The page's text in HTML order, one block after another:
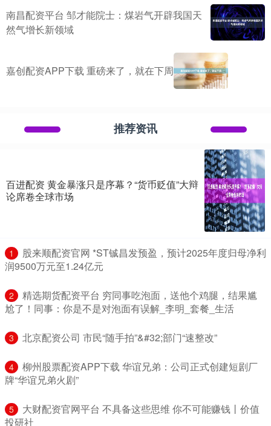
南昌配资平台 邹才能院士：煤岩气开辟我国天
然气增长新领域
嘉创配资APP下载 重磅来了，就在下周
推荐资讯
百进配资 黄金暴涨只是序幕？“货币贬值”大辩
论席卷全球市场
1
​股来顺配资官网 *ST铖昌发预盈，预计2025年度归母净利
润9500万元至1.24亿元
2
​精选期货配资平台 穷同事吃泡面，送他个鸡腿，结果尴
尬了！同事：你是不是对泡面有误解_李明_套餐_生活
3 ​北京配资公司 市民“随手拍”&#32;部门“速整改”
4
​柳州股票配资APP下载 华谊兄弟：公司正式创建短剧厂
牌“华谊兄弟火剧”
5
​大财配资官网平台 不具备这些思维 你不可能赚钱丨价值
投研社